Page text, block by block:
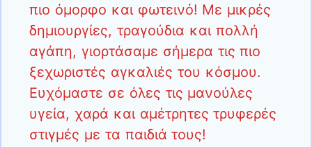
πιο όμορφο και φωτεινό! Με μικρές
δημιουργίες, τραγούδια και πολλή
αγάπη, γιορτάσαμε σήμερα τις πιο
ξεχωριστές αγκαλιές του κόσμου.
Ευχόμαστε σε όλες τις μανούλες
υγεία, χαρά και αμέτρητες τρυφερές
στιγμές με τα παιδιά τους!